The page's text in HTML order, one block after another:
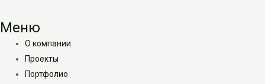
Меню
О компании
Проекты
Портфолио